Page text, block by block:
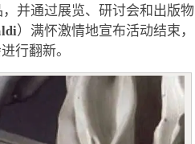
并通过展览、研讨会和出版物
）满怀激情地宣布活动结束，
行翻新。